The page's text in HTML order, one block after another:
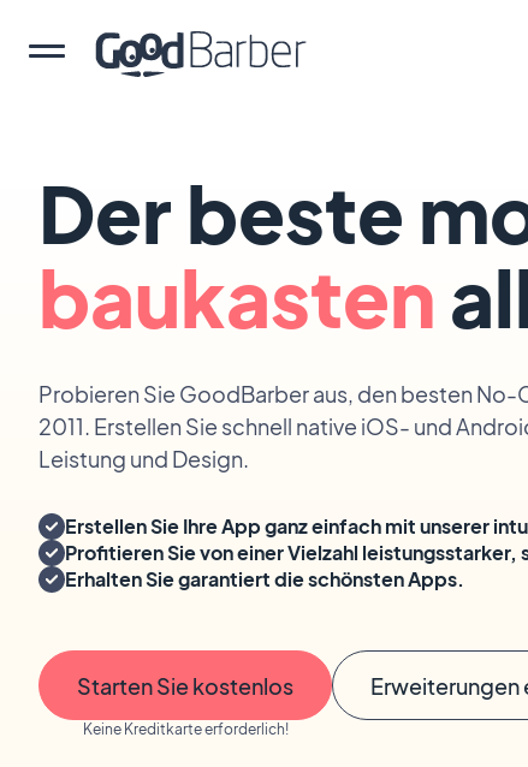
Der beste
baukasten
Probieren Sie GoodBarber aus, den besten
2011. Erstellen Sie schnell native iOS- und
Leistung und Design.
Erstellen Sie Ihre App ganz einfach mit unserer
Profitieren Sie von einer Vielzahl
Erhalten Sie garantiert die schönsten Apps.
Starten Sie kostenlos
Keine Kreditkarte erforderlich!